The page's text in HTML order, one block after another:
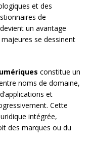
et des
de
un avantage
se dessinent
constitue un
noms de domaine,
et
Cette
intégrée,
des marques ou du